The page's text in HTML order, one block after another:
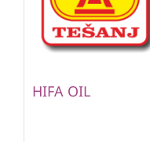
HIFA OIL